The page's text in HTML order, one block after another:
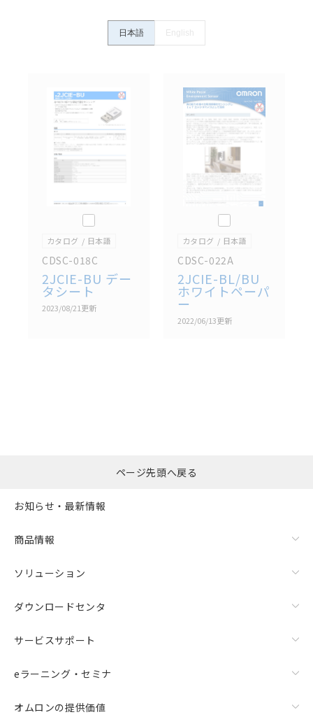
ン事例は参考用ですので、ご採用に際しては機器・装
置の機能や安全性をご確認のうえご使用ください。・
ている可能性がありますがご容赦ください。
記載されているサービス内容や連絡先等は作成当時の
ものであり、変更・改定させていただいている可能性
があります。改めて当サイトの掲載内容をご確認のう
え、ご用命下さいますようお願いいたします。
日本語 English
このカタログを選択
カタログ 日本語
CDSC-018C
2JCIE-BU デー
タシート
2023/08/21更新
このカタログを選択
カタログ 日本語
CDSC-022A
2JCIE-BL/BU
ホワイトペーパ
ー
2022/06/13更新
括ダウンロード
ページ先頭へ戻る
お知らせ・最新情報
商品情報
ソリューション
ダウンロードセンタ
サービスサポート
eラーニング・セミナ
オムロンの提供価値